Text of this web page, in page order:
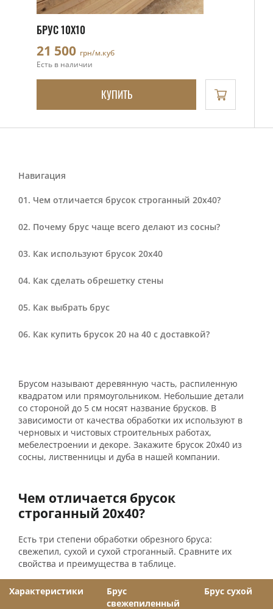
Навигация
Чем отличается брусок строганный 20х40?
Почему брус чаще всего делают из сосны?
Как используют брусок 20х40
Как сделать обрешетку стены
Как выбрать брус
Как купить брусок 20 на 40 с доставкой?
Брусом называют деревянную часть, распиленную
квадратом или прямоугольником. Небольшие детали
со стороной до 5 см носят название брусков. В
зависимости от качества обработки их используют в
черновых и чистовых строительных работах,
мебелестроении и декоре. Закажите брусок 20х40 из
сосны, лиственницы и дуба в нашей компании.
Чем отличается брусок
строганный 20х40?
Есть три степени обработки обрезного бруса:
свежепил, сухой и сухой строганный. Сравните их
свойства и преимущества в таблице.
Характеристики
Брус
свежепиленный
Брус сухой
БРУС 10Х10
21 500 грн/м.куб
Есть в наличии
КУПИТЬ